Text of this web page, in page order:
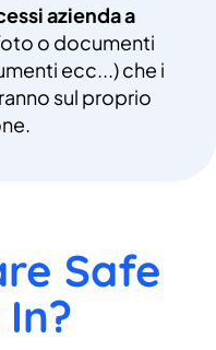
azienda a
o documenti
ecc...) che i
sul proprio
Safe